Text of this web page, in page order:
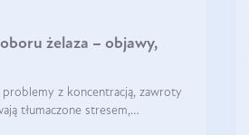
żelaza – objawy,
problemy z koncentracją, zawroty
tłumaczone stresem,